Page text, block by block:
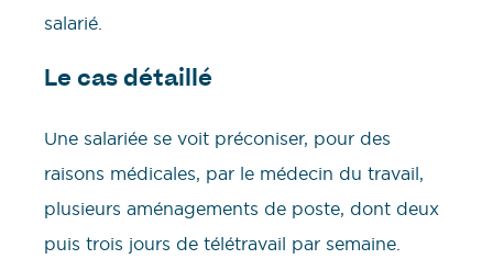
salarié.
Le cas détaillé
Une salariée se voit préconiser, pour des
raisons médicales, par le médecin du travail,
plusieurs aménagements de poste, dont deux
puis trois jours de télétravail par semaine.